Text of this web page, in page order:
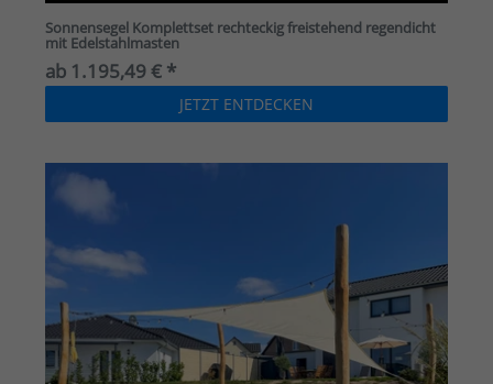
Sonnensegel Komplettset rechteckig freistehend regendicht
mit Edelstahlmasten
ab 1.195,49 € *
JETZT ENTDECKEN